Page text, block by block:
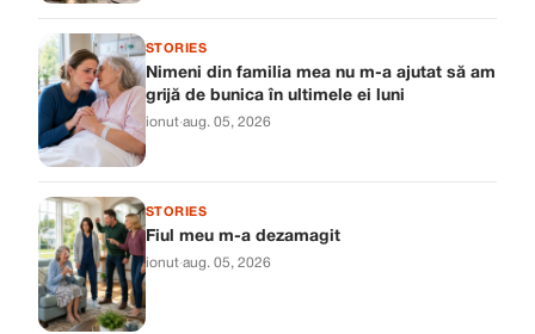
STORIES
Nimeni din familia mea nu m-a ajutat să am
grijă de bunica în ultimele ei luni
ionut·aug. 05, 2026
STORIES
Fiul meu m-a dezamagit
ionut·aug. 05, 2026